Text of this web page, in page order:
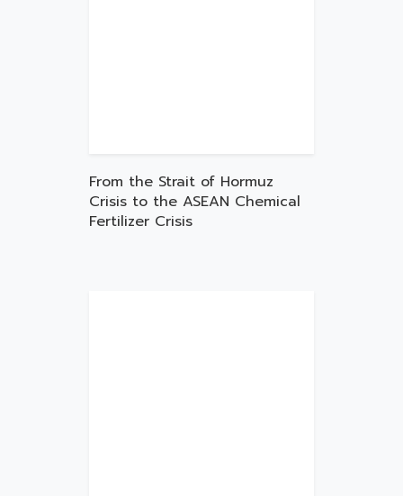
From the Strait of Hormuz
Crisis to the ASEAN Chemical
Fertilizer Crisis